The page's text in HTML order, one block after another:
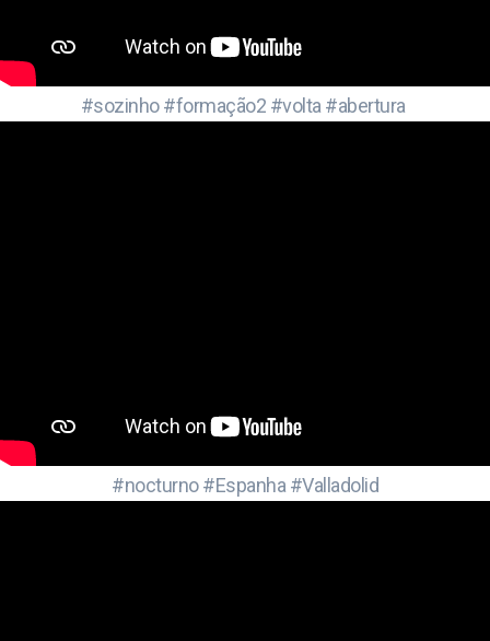
#sozinho #formação2 #volta #abertura
#nocturno #Espanha #Valladolid